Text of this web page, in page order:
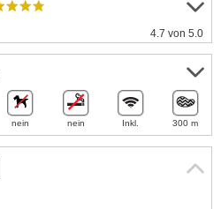
4.7 von 5.0
nein nein Inkl. 300 m